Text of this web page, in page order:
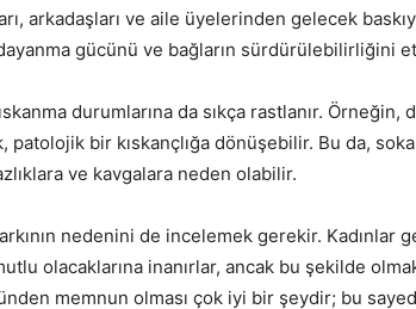
arkadaşları ve aile üyelerinden gelecek
gücünü ve bağların sürdürülebilirliğini
durumlarına da sıkça rastlanır. Örneğin,
bir kıskançlığa dönüşebilir. Bu da,
ve kavgalara neden olabilir.
nedenini de incelemek gerekir. Kadınlar
olacaklarına inanırlar, ancak bu şekilde
memnun olması çok iyi bir şeydir; bu